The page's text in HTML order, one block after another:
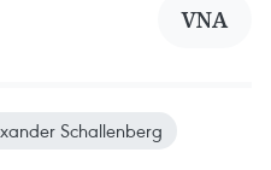
VNA
Schallenberg